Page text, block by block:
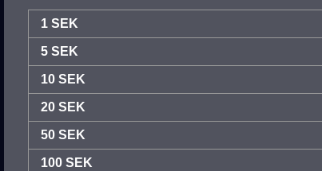
1 SEK
5 SEK
10 SEK
20 SEK
50 SEK
100 SEK